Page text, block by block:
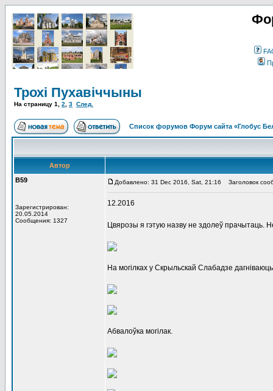
Трохі Пухавіччыны
На страницу 1 2 3 След.
Список форумов Форум сайта «Глобус
Автор
В59
Зарегистрирован:
20.05.2014
Сообщения: 1327
Добавлено: 31 Dec 2016, Sat, 21:16 Заголовок
12.2016
Цвярозы я гэтую назву не здолеў прачытаць.
На могілках у Скрыльскай Слабадзе
Абвалоўка могілак.